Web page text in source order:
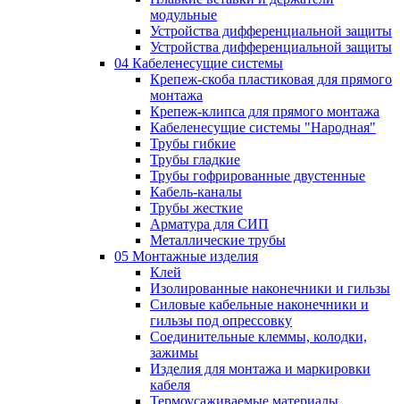
модульные
Устройства дифференциальной защиты
Устройства дифференциальной защиты
04 Кабеленесущие системы
Крепеж-скоба пластиковая для прямого
монтажа
Крепеж-клипса для прямого монтажа
Кабеленесущие системы "Народная"
Трубы гибкие
Трубы гладкие
Трубы гофрированные двустенные
Кабель-каналы
Трубы жесткие
Арматура для СИП
Металлические трубы
05 Монтажные изделия
Клей
Изолированные наконечники и гильзы
Силовые кабельные наконечники и
гильзы под опрессовку
Соединительные клеммы, колодки,
зажимы
Изделия для монтажа и маркировки
кабеля
Термоусаживаемые материалы,